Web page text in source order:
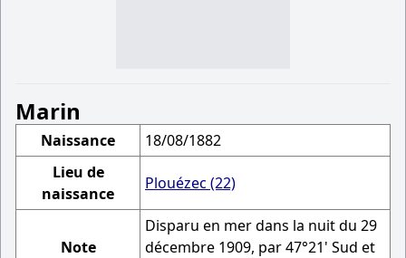
Marin
Naissance
18/08/1882
Lieu de
naissance
Plouézec (22)
Note
Disparu en mer dans la nuit du 29
décembre 1909, par 47°21' Sud et